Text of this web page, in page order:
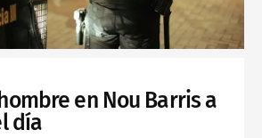
en Nou Barris a
día